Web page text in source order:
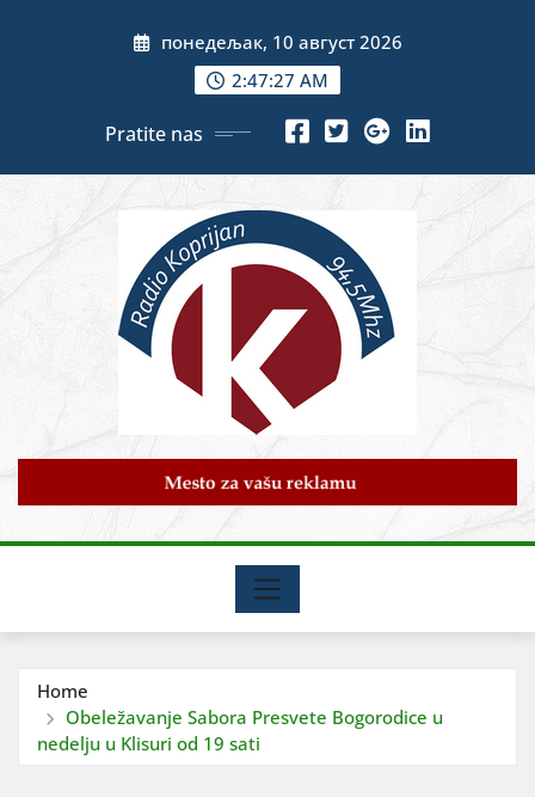
понедељак, 10 август 2026
2:47:29 AM
Pratite nas
Home
Obeležavanje Sabora Presvete Bogorodice u
nedelju u Klisuri od 19 sati